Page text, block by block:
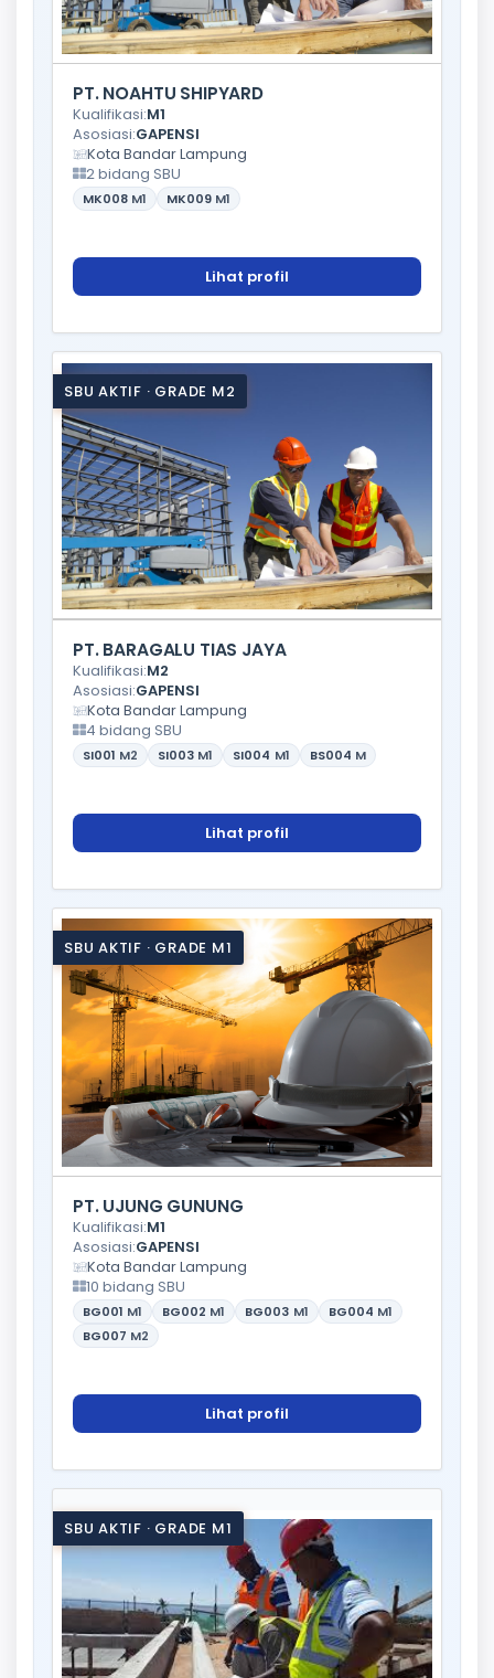
PT. NOAHTU SHIPYARD
Kualifikasi:M1
Asosiasi:GAPENSI
Kota Bandar Lampung
2 bidang SBU
MK008 M1 MK009 M1
Lihat profil
SBU AKTIF · GRADE M2
PT. BARAGALU TIAS JAYA
Kualifikasi:M2
Asosiasi:GAPENSI
Kota Bandar Lampung
4 bidang SBU
SI001 M2 SI003 M1 SI004 M1 BS004 M
Lihat profil
SBU AKTIF · GRADE M1
PT. UJUNG GUNUNG
Kualifikasi:M1
Asosiasi:GAPENSI
Kota Bandar Lampung
10 bidang SBU
BG001 M1 BG002 M1 BG003 M1 BG004 M1
BG007 M2
Lihat profil
SBU AKTIF · GRADE M1